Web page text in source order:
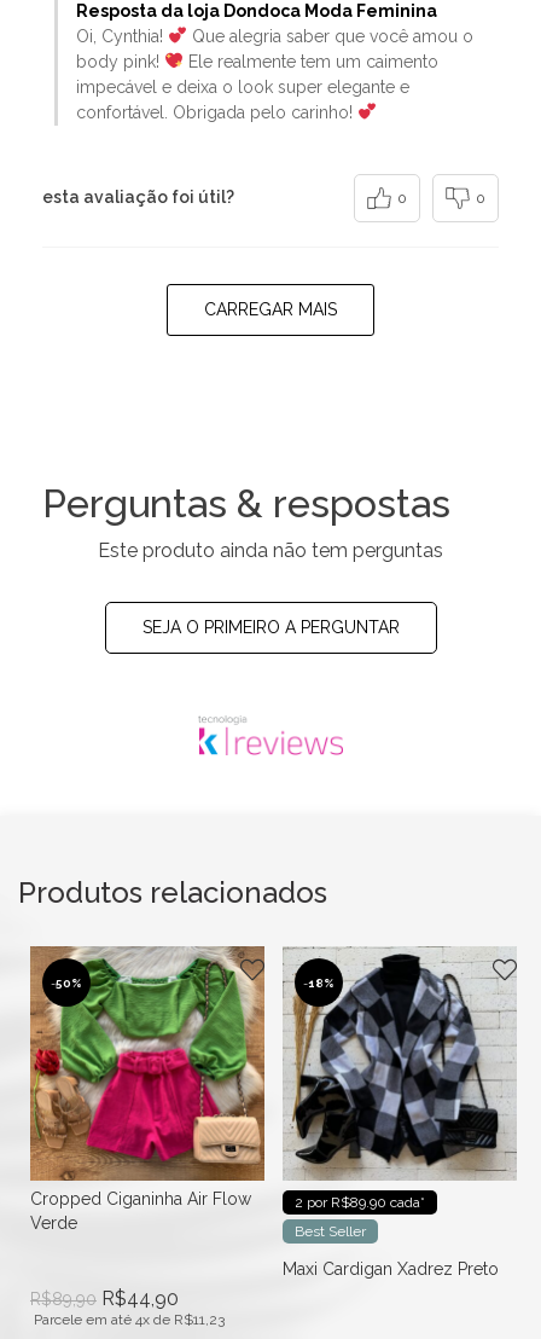
Resposta da loja Dondoca Moda Feminina
Oi, Cynthia!
Que alegria saber que você amou o
body pink!
Ele realmente tem um caimento
impecável e deixa o look super elegante e
confortável. Obrigada pelo carinho!
esta avaliação foi útil? 0 0
CARREGAR MAIS
Perguntas & respostas
Este produto ainda não tem perguntas
SEJA O PRIMEIRO A PERGUNTAR
Produtos relacionados
-50%
Cropped Ciganinha Air Flow
Verde
R$89,90 R$44,90
Parcele em até 4x de R$11,23
-18%
2 por R$89.90 cada*
Best Seller
Maxi Cardigan Xadrez Preto